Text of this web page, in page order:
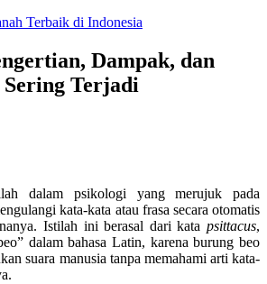
Terbaik di Indonesia
Dampak, dan
Terjadi
dalam psikologi yang merujuk pada
kata-kata atau frasa secara otomatis
Istilah ini berasal dari kata psittacus,
dalam bahasa Latin, karena burung beo
suara manusia tanpa memahami arti kata-